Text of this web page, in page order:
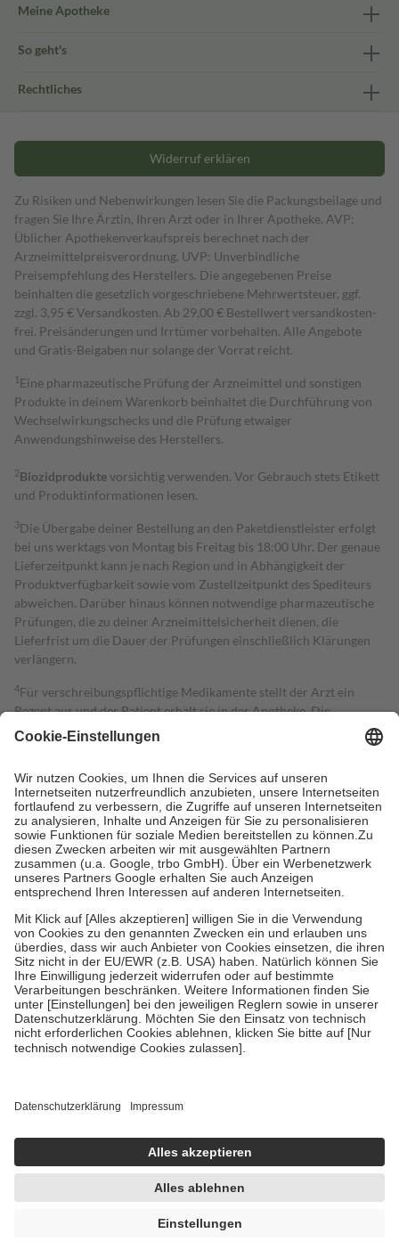
Meine Apotheke
So geht's
Rechtliches
Widerruf erklären
Zu Risiken und Nebenwirkungen lesen Sie die Packungsbeilage und
fragen Sie Ihre Ärztin, Ihren Arzt oder in Ihrer Apotheke. AVP:
Üblicher Apothekenverkaufspreis berechnet nach der
Arzneimittelpreisverordnung. UVP: Unverbindliche
Preisempfehlung des Herstellers. Die angegebenen Preise
beinhalten die gesetzlich vorgeschriebene Mehrwertsteuer, ggf.
zzgl. 3,95 € Versandkosten. Ab 29,00 € Bestell­wert versand­kosten­
frei. Preisänderungen und Irrtümer vorbehalten. Alle Angebote
und Gratis-Beigaben nur solange der Vorrat reicht.
1 Eine pharmazeutische Prüfung der Arzneimittel und sonstigen
Produkte in deinem Warenkorb beinhaltet die Durchführung von
Wechselwirkungschecks und die Prüfung etwaiger
Anwendungshinweise des Herstellers.
2Biozidproduktevorsichtig verwenden. Vor Gebrauch stets Etikett
und Produktinformationen lesen.
3Die Übergabe deiner Bestellung an den Paketdienstleister erfolgt
bei uns werktags von Montag bis Freitag bis 18:00 Uhr. Der genaue
Lieferzeitpunkt kann je nach Region und in Abhängigkeit der
Produktverfügbarkeit sowie vom Zustellzeitpunkt des Spediteurs
abweichen. Darüber hinaus können notwendige pharmazeutische
Prüfungen, die zu deiner Arzneimittelsicherheit dienen, die
Lieferfrist um die Dauer der Prüfungen einschließlich Klärungen
verlängern.
4Für verschreibungspflichtige Medikamente stellt der Arzt ein
Rezept aus und der Patient erhält sie in der Apotheke. Die
gesetzliche Krankenversicherung übernimmt in der Regel die
Kosten dafür, der Versicherte trägt einen Teil davon als Zuzahlung
Grundsätzlich leisten Mitglieder Zuzahlungen in Höhe von zehn
Prozent des Abgabepreises,mindestens jedochfünf Euround
höchstens zehn Euro.Es sind jedoch nie mehr als die tatsächlichen
Kosten der Leistung zu entrichten.
Diese Regeln gelten grundsätzlich auch für Online-Apotheken.
Bei Heilmitteln und häuslicher Krankenpflege beträgt die
Zuzahlung zehn Prozent der Kosten sowie zehn Euro je
Verordnung.
Um das Engagement der Versicherten für ihre eigene Gesundheit zu
stärken und die besondere Stellung der Familie zu unterstützen,
fallenkeine Zuzahlungenan bei:
• Kindern und Jugendlichen bis zum vollendeten 18. Lebensjahr
mit Ausnahme der Fahrkosten
• Untersuchungen zur Vorsorge und Früherkennung, die von der
GKV getragen werden
Einholung von Bewertungen. Trusted Shops hat Maßnahmen
getroffen, um sicherzustellen, dass es sich um echte Bewertungen
handelt. Mehr Informationen findest du hier:
https://help.etrusted.com/hc/de/articles/4419944605341